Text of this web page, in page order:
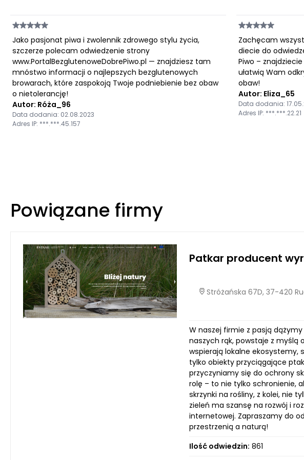
Jako pasjonat piwa i zwolennik zdrowego stylu życia,
szczerze polecam odwiedzenie strony
www.PortalBezglutenoweDobrePiwo.pl — znajdziesz tam
mnóstwo informacji o najlepszych bezglutenowych
browarach, które zaspokoją Twoje podniebienie bez obaw
o nietolerancję!
Autor: Róża_96
Data dodania: 02.08.2023
Adres IP: ***.***.45.157
Zachęcam
diecie do
Piwo –
ułatwią Wam
obaw!
Autor: Eliza_65
Data dodania:
Adres IP: ***.***.22.21
Powiązane firmy
Patkar producent
Stróżańska 67D, 37-420
W naszej firmie z pasją
naszych rąk, powstaje z myślą
wspierają lokalne ekosystemy,
tylko obiekty przyciągające
przyczyniamy się do ochrony
rolę – to nie tylko schronienie,
skrzynki na rośliny, z kolei, nie
zieleń ma szansę na rozwój i
internetowej. Zapraszamy do
przestrzenią a naturą!
Ilość odwiedzin: 861